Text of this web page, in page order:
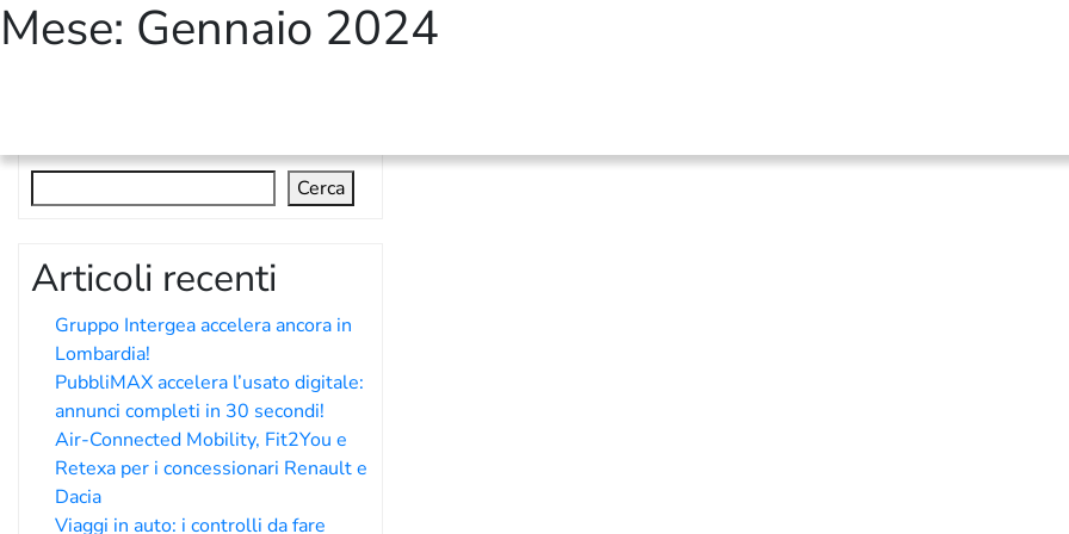
Cerca
Articoli recenti
Gruppo Intergea accelera ancora in
Lombardia!
PubbliMAX accelera l’usato digitale:
annunci completi in 30 secondi!
Air-Connected Mobility, Fit2You e
Retexa per i concessionari Renault e
Dacia
Viaggi in auto: i controlli da fare
Mese: Gennaio 2024